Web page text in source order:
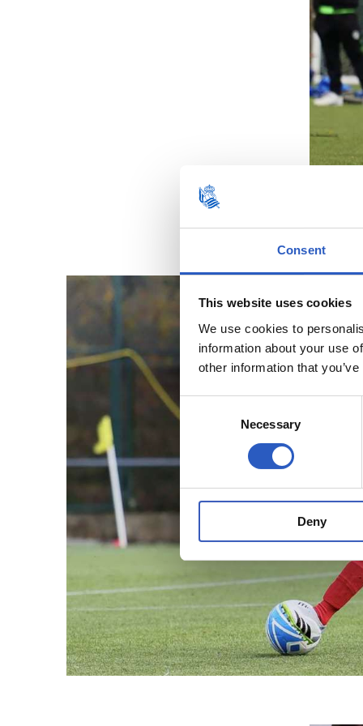
Consent
This website uses cookies
We use cookies to
information about your use
other information that
Consent
Selection
Necessary
Deny